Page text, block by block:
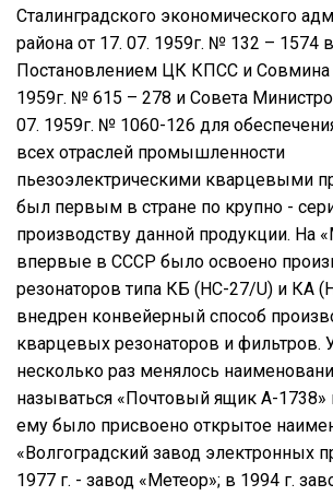
Сталинградского экономического
района от 17. 07. 1959г. № 132 – 1574
Постановлением ЦК КПСС и Совмина
1959г. № 615 – 278 и Совета
07. 1959г. № 1060-126 для
всех отраслей промышленности
пьезоэлектрическими кварцевыми
был первым в стране по крупно -
производству данной продукции. На
впервые в СССР было освоено
резонаторов типа КБ (HC-27/U) и КА
внедрен конвейерный способ
кварцевых резонаторов и фильтров.
несколько раз менялось
называться «Почтовый ящик А-
ему было присвоено открытое
«Волгоградский завод электронных
1977 г. - завод «Метеор»; в 1994 г.